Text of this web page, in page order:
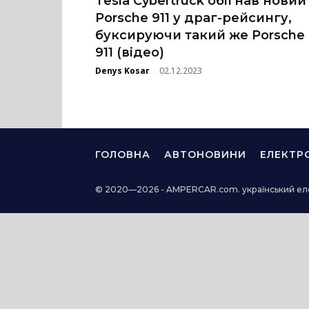
Porsche 911 у драг-рейсингу,
буксируючи такий же Porsche
911 (відео)
Denys Kosar - 02.12.2023
ГОЛОВНА АВТОНОВИНИ
© 2020—2026 - AMPERCAR.com. український